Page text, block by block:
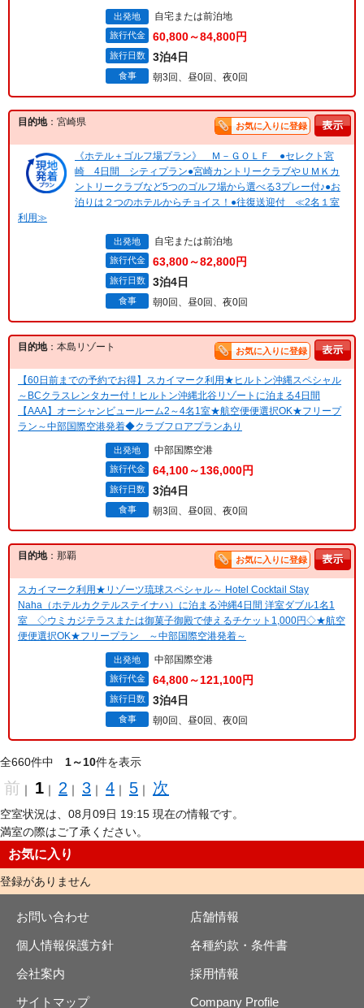
出発地 自宅または前泊地
旅行代金 60,800～84,800円
旅行日数 3泊4日
食事 朝3回、昼0回、夜0回
目的地：宮崎県 お気に入りに登録
《ホテル＋ゴルフ場プラン》 Ｍ－ＧＯＬＦ ●セレクト宮
崎 4日間 シティプラン●宮崎カントリークラブやＵＭＫカ
ントリークラブなど5つのゴルフ場から選べる3プレー付♪●お
泊りは２つのホテルからチョイス！●往復送迎付 ≪2名１室
利用≫
出発地 自宅または前泊地
旅行代金 63,800～82,800円
旅行日数 3泊4日
食事 朝0回、昼0回、夜0回
目的地：本島リゾート お気に入りに登録
【60日前までの予約でお得】スカイマーク利用★ヒルトン沖縄スペシャル
～BCクラスレンタカー付！ヒルトン沖縄北谷リゾートに泊まる4日間
【AAA】オーシャンビュールーム2～4名1室★航空便便選択OK★フリープ
ラン～中部国際空港発着◆クラブフロアプランあり
出発地 中部国際空港
旅行代金 64,100～136,000円
旅行日数 3泊4日
食事 朝3回、昼0回、夜0回
目的地：那覇 お気に入りに登録
スカイマーク利用★リゾーツ琉球スペシャル～ Hotel Cocktail Stay
Naha（ホテルカクテルステイナハ）に泊まる沖縄4日間 洋室ダブル1名1
室 ◇ウミカジテラスまたは御菓子御殿で使えるチケット1,000円◇★航空
便便選択OK★フリープラン ～中部国際空港発着～
出発地 中部国際空港
旅行代金 64,800～121,100円
旅行日数 3泊4日
食事 朝0回、昼0回、夜0回
全660件中 1～10件を表示
前 ｜ 1 ｜ 2 ｜ 3 ｜ 4 ｜ 5 ｜ 次
空室状況は、08月09日 19:15 現在の情報です。
満室の際はご了承ください。
お気に入り
登録がありません
お問い合わせ 店舗情報
個人情報保護方針 各種約款・条件書
会社案内 採用情報
サイトマップ Company Profile